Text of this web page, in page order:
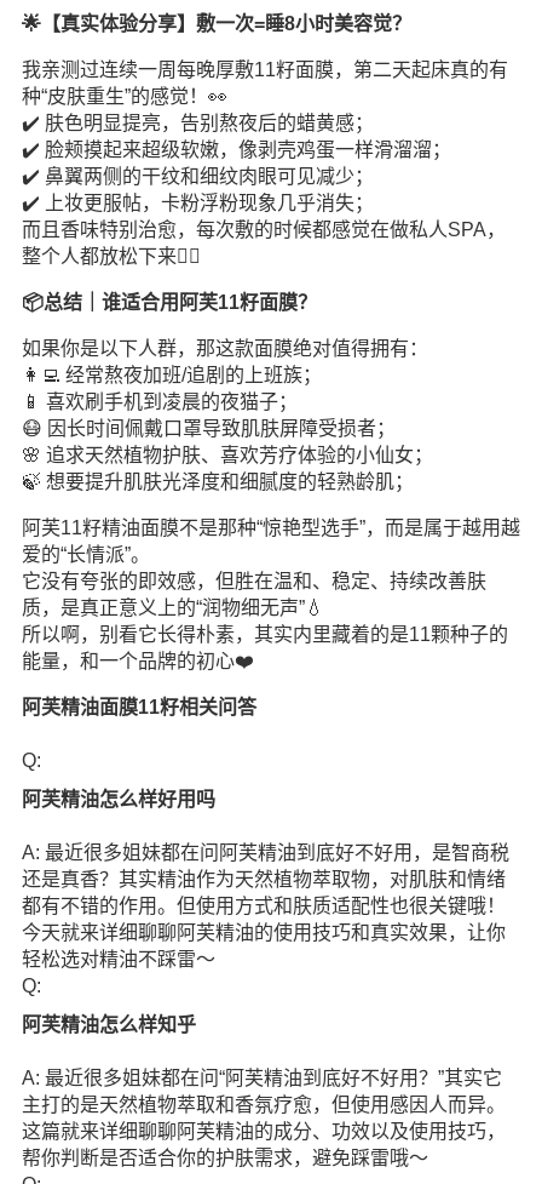
🌟【真实体验分享】敷一次=睡8小时美容觉？
我亲测过连续一周每晚厚敷11籽面膜，第二天起床真的有
种“皮肤重生”的感觉！👀
✔️ 肤色明显提亮，告别熬夜后的蜡黄感；
✔️ 脸颊摸起来超级软嫩，像剥壳鸡蛋一样滑溜溜；
✔️ 鼻翼两侧的干纹和细纹肉眼可见减少；
✔️ 上妆更服帖，卡粉浮粉现象几乎消失；
而且香味特别治愈，每次敷的时候都感觉在做私人SPA，
整个人都放松下来🧘‍♀️
📦总结｜谁适合用阿芙11籽面膜？
如果你是以下人群，那这款面膜绝对值得拥有：
👩‍💻 经常熬夜加班/追剧的上班族；
📱 喜欢刷手机到凌晨的夜猫子；
😷 因长时间佩戴口罩导致肌肤屏障受损者；
🌸 追求天然植物护肤、喜欢芳疗体验的小仙女；
🍃 想要提升肌肤光泽度和细腻度的轻熟龄肌；
阿芙11籽精油面膜不是那种“惊艳型选手”，而是属于越用越
爱的“长情派”。
它没有夸张的即效感，但胜在温和、稳定、持续改善肤
质，是真正意义上的“润物细无声”💧
所以啊，别看它长得朴素，其实内里藏着的是11颗种子的
能量，和一个品牌的初心❤️
阿芙精油面膜11籽相关问答
Q:
阿芙精油怎么样好用吗
A: 最近很多姐妹都在问阿芙精油到底好不好用，是智商税
还是真香？其实精油作为天然植物萃取物，对肌肤和情绪
都有不错的作用。但使用方式和肤质适配性也很关键哦！
今天就来详细聊聊阿芙精油的使用技巧和真实效果，让你
轻松选对精油不踩雷～
Q:
阿芙精油怎么样知乎
A: 最近很多姐妹都在问“阿芙精油到底好不好用？”其实它
主打的是天然植物萃取和香氛疗愈，但使用感因人而异。
这篇就来详细聊聊阿芙精油的成分、功效以及使用技巧，
帮你判断是否适合你的护肤需求，避免踩雷哦～